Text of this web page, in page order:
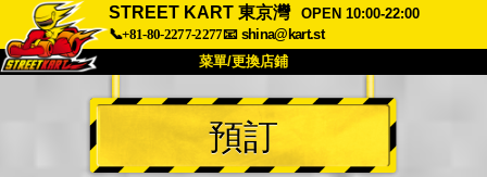
STREET KART 東京灣
OPEN 10:00-22:00
📞+81-80-2277-2277📧 shina@kart.st
菜單/更換店鋪
首頁
關於我們 規格 價格
預訂